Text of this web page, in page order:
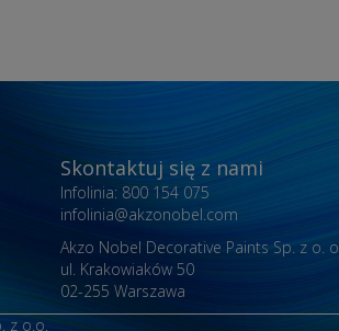
Skontaktuj się z nami
Infolinia: 800 154 075
infolinia@akzonobel.com
Akzo Nobel Decorative Paints Sp. z o. o.
ul. Krakowiaków 50
02-255 Warszawa
z o.o.